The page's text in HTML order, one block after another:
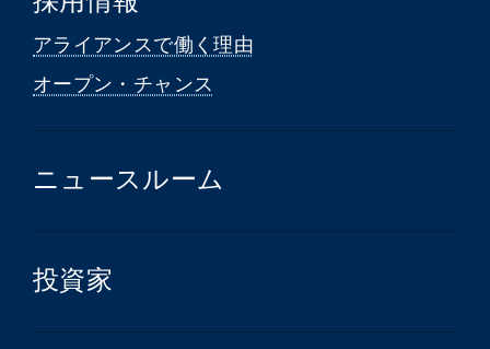
アライアンスで働く理由
オープン・チャンス
ニュースルーム
投資家